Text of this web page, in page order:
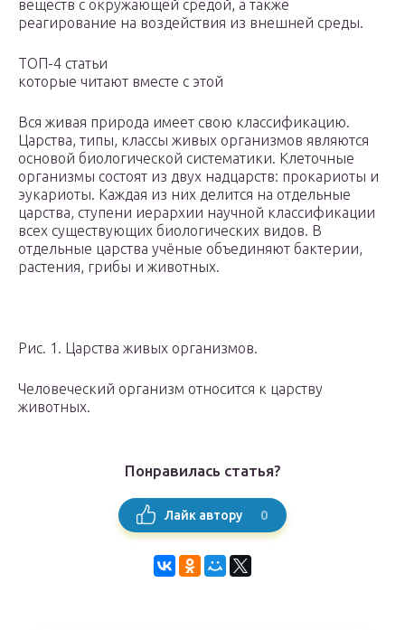
веществ с окружающей средой, а также
реагирование на воздействия из внешней среды.
ТОП-4 статьи
которые читают вместе с этой
Вся живая природа имеет свою классификацию.
Царства, типы, классы живых организмов являются
основой биологической систематики. Клеточные
организмы состоят из двух надцарств: прокариоты и
эукариоты. Каждая из них делится на отдельные
царства, ступени иерархии научной классификации
всех существующих биологических видов. В
отдельные царства учёные объединяют бактерии,
растения, грибы и животных.
Рис. 1. Царства живых организмов.
Человеческий организм относится к царству
животных.
Понравилась статья?
Лайк автору 0